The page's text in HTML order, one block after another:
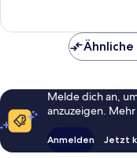
Melde dich an,
anzuzeigen.
Anmelden Jetzt